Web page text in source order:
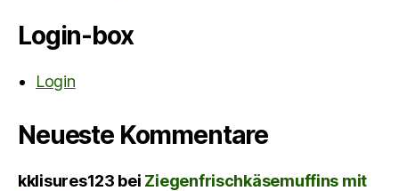
Login-box
Login
Neueste Kommentare
kklisures123 bei Ziegenfrischkäsemuffins mit